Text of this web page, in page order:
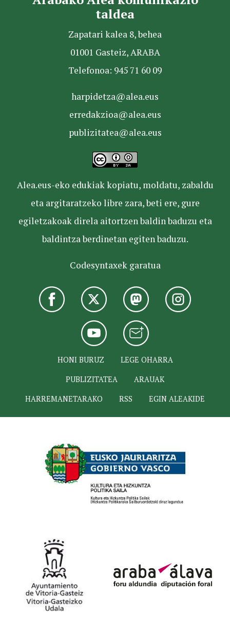
taldea
Zapatari kalea 8, behea
01001 Gasteiz, ARABA
Telefonoa: 945 71 60 09
harpidetza@alea.eus
erredakzioa@alea.eus
publizitatea@alea.eus
Alea.eus-eko edukiak kopiatu, moldatu, zabaldu
eta argitaratzeko libre zara, beti ere, gure
egiletzakoak direla aitortzen baldin baduzu eta
baldintza berdinetan egiten baduzu.
Codesyntaxek garatua
HONI BURUZ
LEGE OHARRA
PUBLIZITATEA
ARAUAK
HARREMANETARAKO
RSS EGIN ALEAKIDE